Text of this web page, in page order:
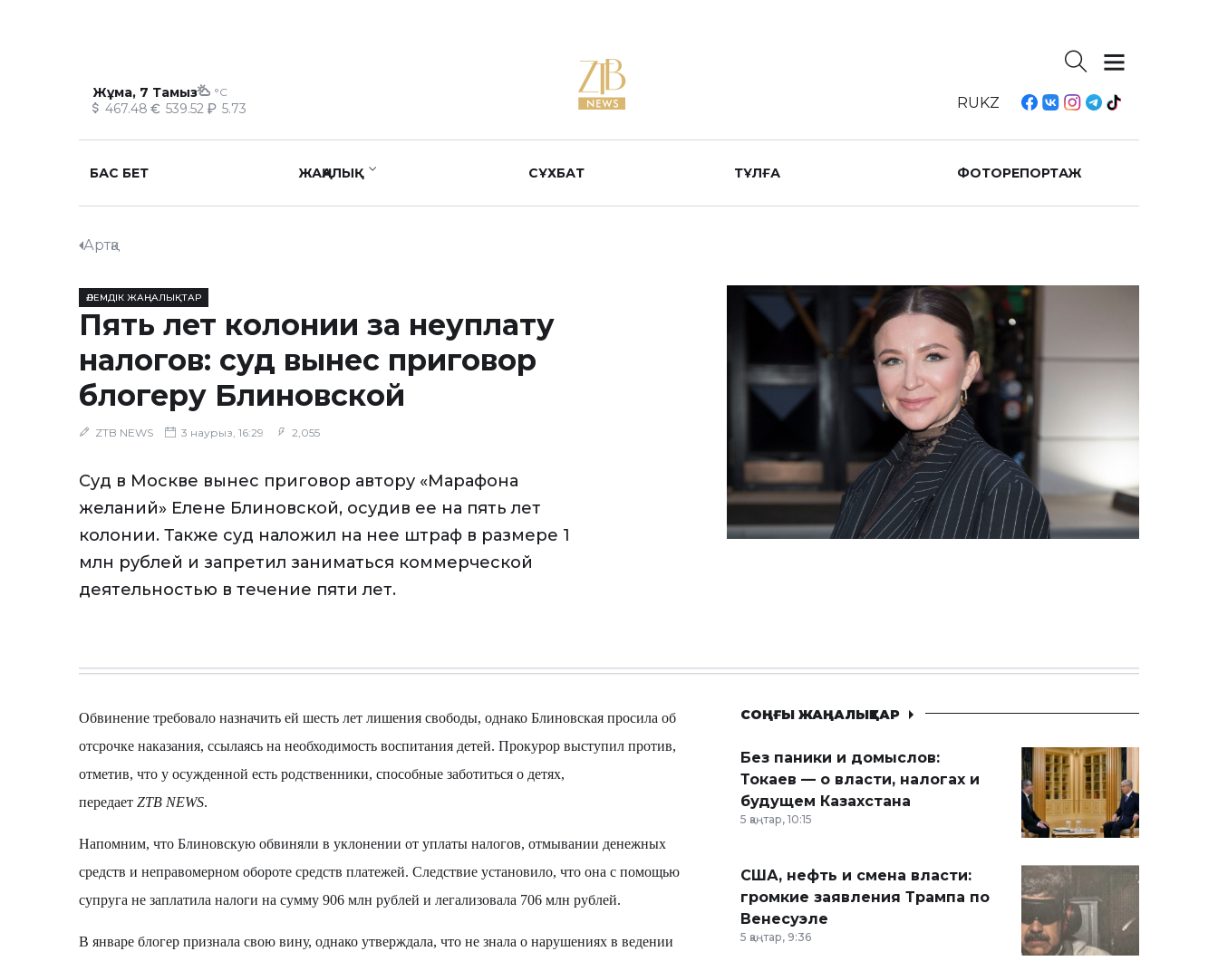
Жұма, 7 Тамыз °C
467.48 539.52 5.73 RUKZ
БАС БЕТ ЖАҢАЛЫҚ СҰХБАТ ТҰЛҒА ФОТОРЕПОРТАЖ
Артқа
ӘЛЕМДІК ЖАҢАЛЫҚТАР
Пять лет колонии за неуплату
налогов: суд вынес приговор
блогеру Блиновской
ZTB NEWS 3 наурыз, 16:29 2,055
Суд в Москве вынес приговор автору «Марафона
желаний» Елене Блиновской, осудив ее на пять лет
колонии. Также суд наложил на нее штраф в размере 1
млн рублей и запретил заниматься коммерческой
деятельностью в течение пяти лет.
Обвинение требовало назначить ей шесть лет лишения свободы, однако Блиновская просила об
отсрочке наказания, ссылаясь на необходимость воспитания детей. Прокурор выступил против,
отметив, что у осужденной есть родственники, способные заботиться о детях,
передает ZTB NEWS.
Напомним, что Блиновскую обвиняли в уклонении от уплаты налогов, отмывании денежных
средств и неправомерном обороте средств платежей. Следствие установило, что она с помощью
супруга не заплатила налоги на сумму 906 млн рублей и легализовала 706 млн рублей.
В январе блогер признала свою вину, однако утверждала, что не знала о нарушениях в ведении
СОҢҒЫ ЖАҢАЛЫҚТАР
Без паники и домыслов:
Токаев — о власти, налогах и
будущем Казахстана
5 қаңтар, 10:15
США, нефть и смена власти:
громкие заявления Трампа по
Венесуэле
5 қаңтар, 9:36